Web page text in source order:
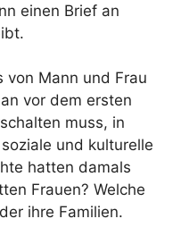
einen Brief an
von Mann und Frau
vor dem ersten
muss, in
und kulturelle
hatten damals
Frauen? Welche
ihre Familien.